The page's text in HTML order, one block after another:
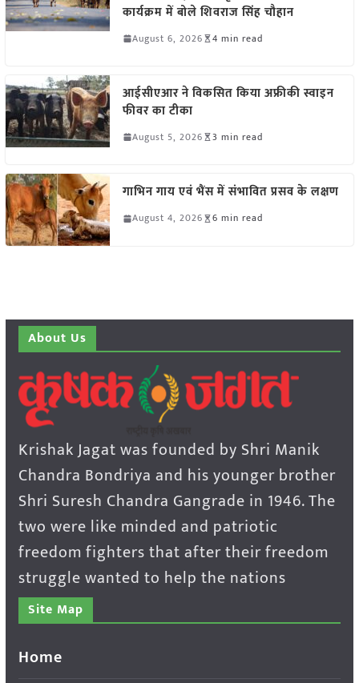
कार्यक्रम में बोले शिवराज सिंह चौहान
August 6, 2026 4 min read
आईसीएआर ने विकसित किया अफ्रीकी स्वाइन
फीवर का टीका
August 5, 2026 3 min read
गाभिन गाय एवं भैंस में संभावित प्रसव के लक्षण
August 4, 2026 6 min read
About Us
Krishak Jagat was founded by Shri Manik
Chandra Bondriya and his younger brother
Shri Suresh Chandra Gangrade in 1946. The
two were like minded and patriotic
freedom fighters that after their freedom
struggle wanted to help the nations
Site Map
Home